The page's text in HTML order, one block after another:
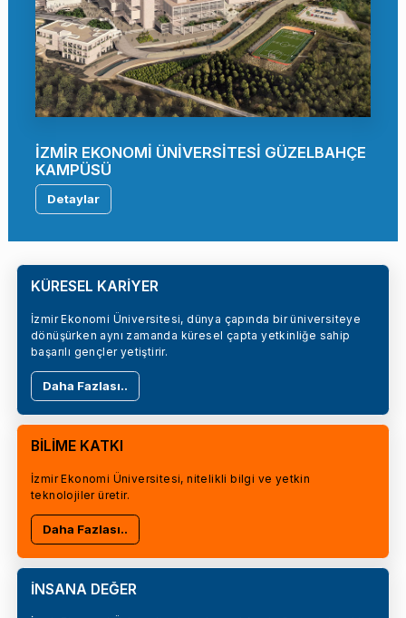
İZMİR EKONOMİ ÜNİVERSİTESİ GÜZELBAHÇE
KAMPÜSÜ
Detaylar
KÜRESEL KARİYER
İzmir Ekonomi Üniversitesi, dünya çapında bir üniversiteye
dönüşürken aynı zamanda küresel çapta yetkinliğe sahip
başarılı gençler yetiştirir.
Daha Fazlası..
BİLİME KATKI
İzmir Ekonomi Üniversitesi, nitelikli bilgi ve yetkin
teknolojiler üretir.
Daha Fazlası..
İNSANA DEĞER